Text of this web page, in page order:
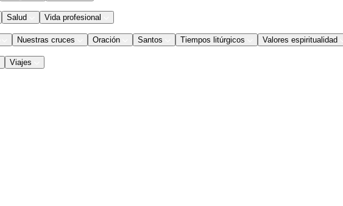
Salud Vida profesional
Nuestras cruces Oración Santos Tiempos litúrgicos Valores espiritualidad
Viajes